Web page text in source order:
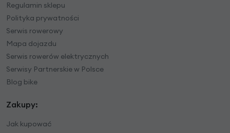
Regulamin sklepu
Polityka prywatności
Serwis rowerowy
Mapa dojazdu
Serwis rowerów elektrycznych
Serwisy Partnerskie w Polsce
Blog bike
Zakupy:
Jak kupować